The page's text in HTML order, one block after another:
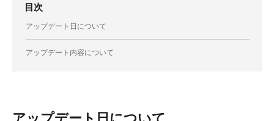
目次
アップデート日について
アップデート内容について